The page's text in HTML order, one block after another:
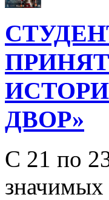
ДВОР»
С 21 по
значимых